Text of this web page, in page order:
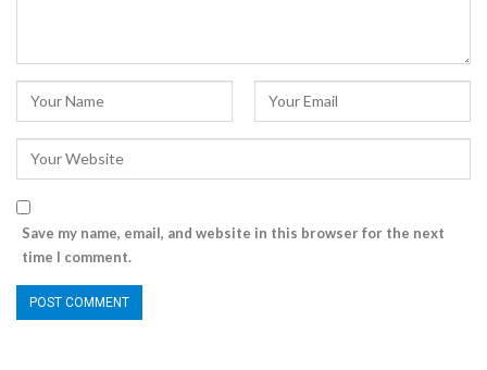
Save my name, email, and website in this browser for the next
time I comment.